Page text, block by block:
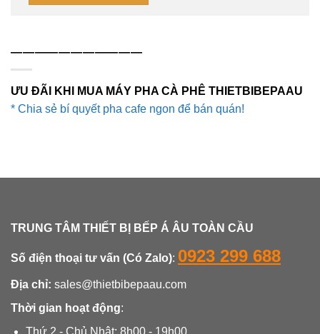
———————————
ƯU ĐÃI KHI MUA MÁY PHA CÀ PHÊ THIETBIBEPAAU
* Chia sẻ bí quyết pha cafe ngon để bán quán!
TRUNG TÂM THIẾT BỊ BẾP Á ÂU TOÀN CẦU
Số điện thoại tư vấn (Có Zalo): 0923 299 688
Địa chỉ: sales@thietbibepaau.com
Thời gian hoạt động:
Thứ 2 - Chủ Nhật: 8h00 - 19h00